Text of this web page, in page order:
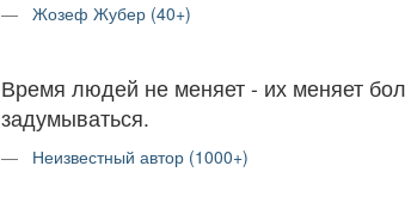
Жозеф Жубер (40+)
Время людей не меняет - их меняет
задумываться.
Неизвестный автор (1000+)